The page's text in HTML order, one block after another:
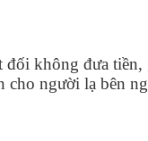
đối không đưa
cho người lạ bên